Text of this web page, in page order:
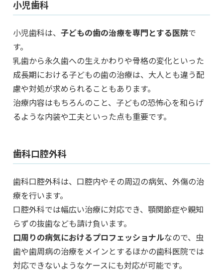
小児歯科
小児歯科は、 子どもの歯の治療を専門とする医院で
す。
乳歯から永久歯への生えかわりや骨格の変化といった
成長期における子どもの歯の治療は、大人とも違う配
慮や対処が求められることもあります。
治療内容はもちろんのこと、子どもの恐怖心を和らげ
るような内装や工夫といった点も重要です。
歯科口腔外科
歯科口腔外科は、口腔内やその周辺の病気、外傷の治
療を行います。
口腔外科では幅広い治療に対応でき、顎関節症や親知
らずの抜歯なども請け負います。
口周りの病気におけるプロフェッショナルなので、虫
歯や歯周病の治療をメインとするほかの歯科医院では
対応できないようなケースにも対応が可能です。